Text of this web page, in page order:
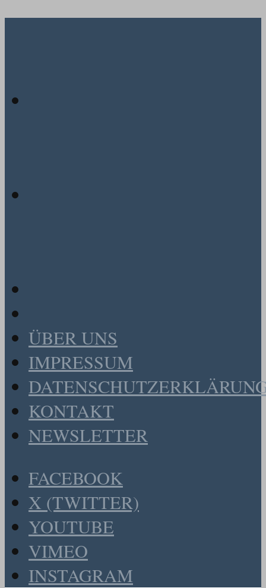
ÜBER UNS
IMPRESSUM
KONTAKT
NEWSLETTER
FACEBOOK
X (TWITTER)
YOUTUBE
VIMEO
INSTAGRAM